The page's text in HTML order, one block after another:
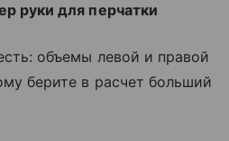
руки для перчатки
объемы левой и правой
берите в расчет больший